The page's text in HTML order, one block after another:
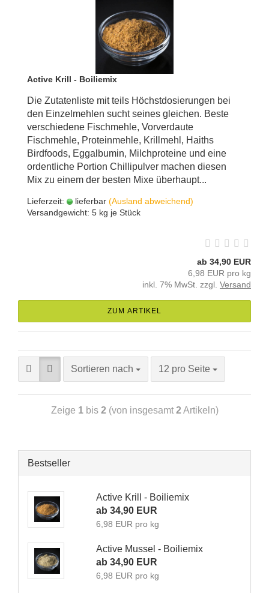
Active Krill - Boiliemix
Die Zutatenliste mit teils Höchstdosierungen bei
den Einzelmehlen sucht seines gleichen. Beste
verschiedene Fischmehle, Vorverdaute
Fischmehle, Proteinmehle, Krillmehl, Haiths
Birdfoods, Eggalbumin, Milchproteine und eine
ordentliche Portion Chillipulver machen diesen
Mix zu einem der besten Mixe überhaupt...
Lieferzeit: lieferbar (Ausland abweichend)
Versandgewicht: 5 kg je Stück
ab 34,90 EUR
6,98 EUR pro kg
inkl. 7% MwSt. zzgl. Versand
ZUM ARTIKEL
Sortieren nach 12 pro Seite
Zeige 1bis 2 (von insgesamt 2 Artikeln)
Bestseller
Active Krill - Boiliemix
ab 34,90 EUR
6,98 EUR pro kg
Active Mussel - Boiliemix
ab 34,90 EUR
6,98 EUR pro kg